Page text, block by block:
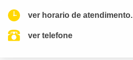
ver horario de atendimento.
ver telefone